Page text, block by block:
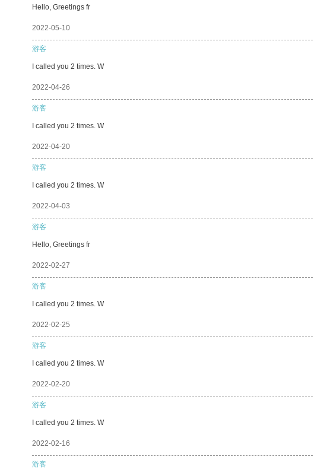
Hello, Greetings fr
2022-05-10
游客
I called you 2 times. W
2022-04-26
游客
I called you 2 times. W
2022-04-20
游客
I called you 2 times. W
2022-04-03
游客
Hello, Greetings fr
2022-02-27
游客
I called you 2 times. W
2022-02-25
游客
I called you 2 times. W
2022-02-20
游客
I called you 2 times. W
2022-02-16
游客